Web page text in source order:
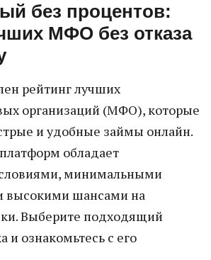
без процентов:
МФО без отказа
рейтинг лучших
организаций (МФО), которые
и удобные займы онлайн.
обладает
минимальными
высокими шансами на
Выберите подходящий
и ознакомьтесь с его